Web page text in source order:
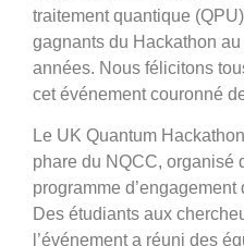
traitement quantique
gagnants du Hackathon
années. Nous félicitons
cet événement couronné
Le UK Quantum
phare du NQCC, organisé
programme
Des étudiants aux
l’événement a réuni des